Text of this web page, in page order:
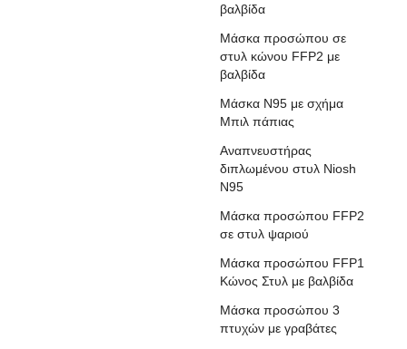
βαλβίδα
Μάσκα προσώπου σε
στυλ κώνου FFP2 με
βαλβίδα
Μάσκα N95 με σχήμα
Μπιλ πάπιας
Αναπνευστήρας
διπλωμένου στυλ Niosh
N95
Μάσκα προσώπου FFP2
σε στυλ ψαριού
Μάσκα προσώπου FFP1
Κώνος Στυλ με βαλβίδα
Μάσκα προσώπου 3
πτυχών με γραβάτες